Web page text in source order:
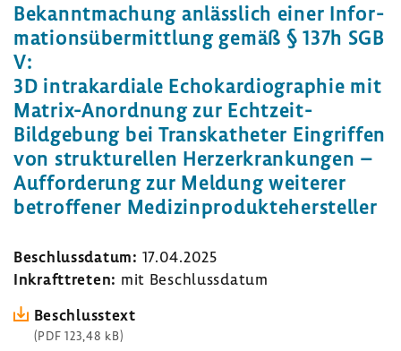
Bekannt­ma­chung anläss­lich einer Infor­
ma­ti­ons­über­mitt­lung gemäß § 137h SGB
V:
3D intra­kar­diale Echo­kar­dio­gra­phie mit
Matrix-​Anordnung zur Echtzeit-​
Bildgebung bei Trans­ka­theter Eingriffen
von struk­tu­rellen Herz­er­kran­kungen –
Auffor­de­rung zur Meldung weiterer
betrof­fener Medi­zin­pro­dukte­her­steller
Beschluss­datum: 17.04.2025
Inkraft­treten: mit Beschluss­datum
Beschluss­text
(PDF 123,48 kB)